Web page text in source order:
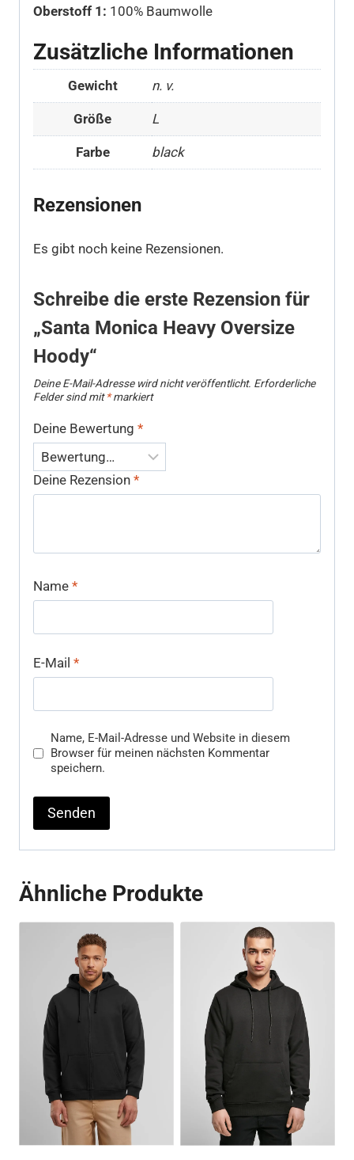
Oberstoff 1: 100% Baumwolle
Zusätzliche Informationen
Gewicht n. v.
Größe L
Farbe black
Rezensionen
Es gibt noch keine Rezensionen.
Schreibe die erste Rezension für
„Santa Monica Heavy Oversize
Hoody“
Deine E-Mail-Adresse wird nicht veröffentlicht. Erforderliche
Felder sind mit*markiert
Deine Bewertung *
Deine Rezension *
Name *
E-Mail *
Name, E-Mail-Adresse und Website in diesem
Browser für meinen nächsten Kommentar
speichern.
Ähnliche Produkte